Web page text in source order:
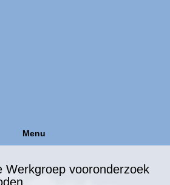
Menu
Werkgroep vooronderzoek